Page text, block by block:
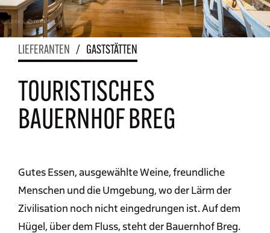
LIEFERANTEN / GASTSTÄTTEN
TOURISTISCHES
BAUERNHOF BREG
Gutes Essen, ausgewählte Weine, freundliche
Menschen und die Umgebung, wo der Lärm der
Zivilisation noch nicht eingedrungen ist. Auf dem
Hügel, über dem Fluss, steht der Bauernhof Breg.